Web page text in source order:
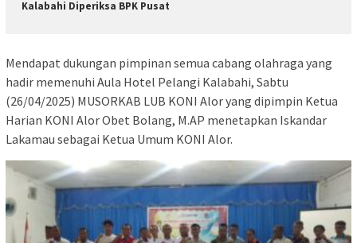
Kalabahi Diperiksa BPK Pusat
Mendapat dukungan pimpinan semua cabang olahraga yang
hadir memenuhi Aula Hotel Pelangi Kalabahi, Sabtu
(26/04/2025) MUSORKAB LUB KONI Alor yang dipimpin Ketua
Harian KONI Alor Obet Bolang, M.AP menetapkan Iskandar
Lakamau sebagai Ketua Umum KONI Alor.